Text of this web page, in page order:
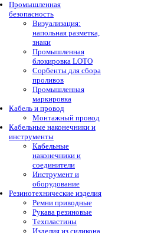
Промышленная
безопасность
Визуализация:
напольная разметка,
знаки
Промышленная
блокировка LOTO
Сорбенты для сбора
проливов
Промышленная
маркировка
Кабель и провод
Монтажный провод
Кабельные наконечники и
инструменты
Кабельные
наконечники и
соединители
Инструмент и
оборудование
Резинотехнические изделия
Ремни приводные
Рукава резиновые
Техпластины
Изделия из силикона